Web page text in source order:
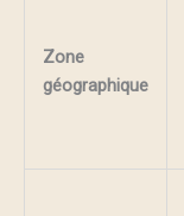
Zone
géographique